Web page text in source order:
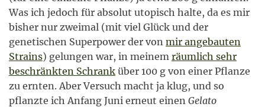
Was ich jedoch für absolut utopisch halte, da es mir
bisher nur zweimal (mit viel Glück und der
genetischen Superpower der von mir angebauten
Strains) gelungen war, in meinem räumlich sehr
beschränkten Schrank über 100 g von einer Pflanze
zu ernten. Aber Versuch macht ja klug, und so
pflanzte ich Anfang Juni erneut einen Gelato